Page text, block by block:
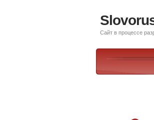
Сайт в процессе